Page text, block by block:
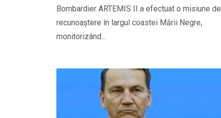
Bombardier ARTEMIS II a efectuat o misiune de
recunoaștere în largul coastei Mării Negre,
monitorizând...